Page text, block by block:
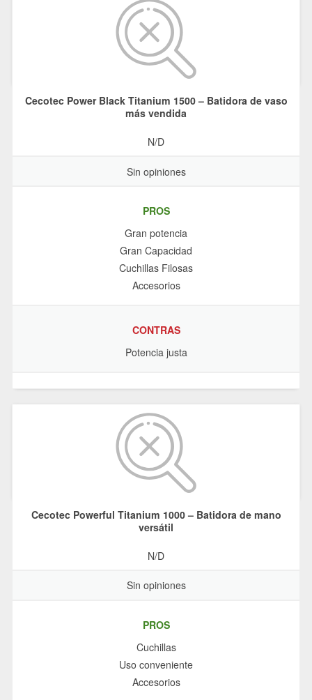
Cecotec Power Black Titanium 1500 – Batidora de vaso
más vendida
N/D
Sin opiniones
PROS
Gran potencia
Gran Capacidad
Cuchillas Filosas
Accesorios
CONTRAS
Potencia justa
Cecotec Powerful Titanium 1000 – Batidora de mano
versátil
N/D
Sin opiniones
PROS
Cuchillas
Uso conveniente
Accesorios